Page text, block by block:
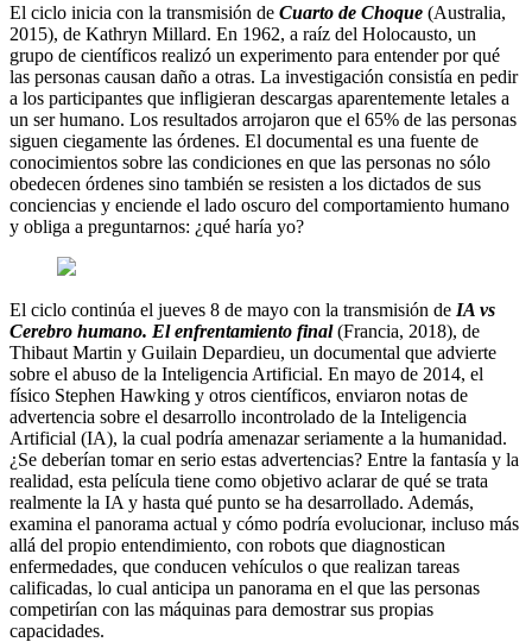
El ciclo inicia con la transmisión de Cuarto de Choque (Australia,
2015), de Kathryn Millard. En 1962, a raíz del Holocausto, un
grupo de científicos realizó un experimento para entender por qué
las personas causan daño a otras. La investigación consistía en pedir
a los participantes que infligieran descargas aparentemente letales a
un ser humano. Los resultados arrojaron que el 65% de las personas
siguen ciegamente las órdenes. El documental es una fuente de
conocimientos sobre las condiciones en que las personas no sólo
obedecen órdenes sino también se resisten a los dictados de sus
conciencias y enciende el lado oscuro del comportamiento humano
y obliga a preguntarnos: ¿qué haría yo?
El ciclo continúa el jueves 8 de mayo con la transmisión de IA vs
Cerebro humano. El enfrentamiento final(Francia, 2018), de
Thibaut Martin y Guilain Depardieu, un documental que advierte
sobre el abuso de la Inteligencia Artificial. En mayo de 2014, el
físico Stephen Hawking y otros científicos, enviaron notas de
advertencia sobre el desarrollo incontrolado de la Inteligencia
Artificial (IA), la cual podría amenazar seriamente a la humanidad.
¿Se deberían tomar en serio estas advertencias? Entre la fantasía y la
realidad, esta película tiene como objetivo aclarar de qué se trata
realmente la IA y hasta qué punto se ha desarrollado. Además,
examina el panorama actual y cómo podría evolucionar, incluso más
allá del propio entendimiento, con robots que diagnostican
enfermedades, que conducen vehículos o que realizan tareas
calificadas, lo cual anticipa un panorama en el que las personas
competirían con las máquinas para demostrar sus propias
capacidades.